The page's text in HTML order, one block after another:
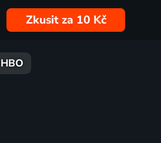
Zkusit za 10 Kč
HBO